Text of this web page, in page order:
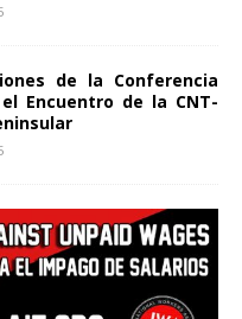
de la Conferencia
Encuentro de la CNT-